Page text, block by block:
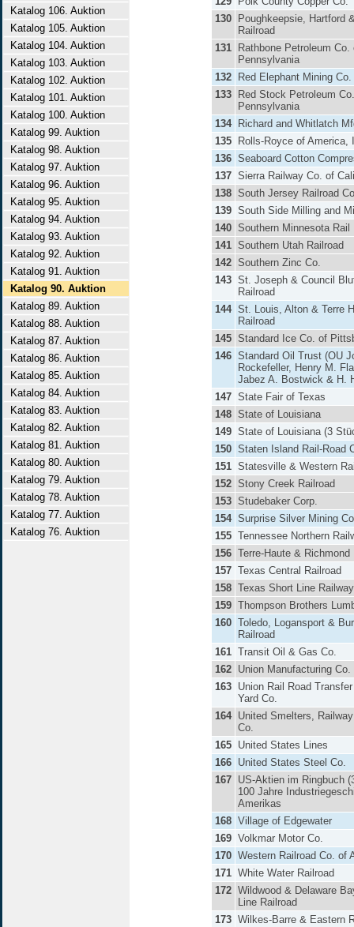
Katalog 106. Auktion
Katalog 105. Auktion
Katalog 104. Auktion
Katalog 103. Auktion
Katalog 102. Auktion
Katalog 101. Auktion
Katalog 100. Auktion
Katalog 99. Auktion
Katalog 98. Auktion
Katalog 97. Auktion
Katalog 96. Auktion
Katalog 95. Auktion
Katalog 94. Auktion
Katalog 93. Auktion
Katalog 92. Auktion
Katalog 91. Auktion
Katalog 90. Auktion
Katalog 89. Auktion
Katalog 88. Auktion
Katalog 87. Auktion
Katalog 86. Auktion
Katalog 85. Auktion
Katalog 84. Auktion
Katalog 83. Auktion
Katalog 82. Auktion
Katalog 81. Auktion
Katalog 80. Auktion
Katalog 79. Auktion
Katalog 78. Auktion
Katalog 77. Auktion
Katalog 76. Auktion
130
Poughkeepsie, Hartford
Railroad
131
Rathbone Petroleum Co.
Pennsylvania
132
Red Elephant Mining Co.
133
Red Stock Petroleum
Pennsylvania
134
Richard and Whitlatch
135
Rolls-Royce of America,
136 Seaboard Cotton
137 Sierra Railway Co. of
138 South Jersey Railroad
139 South Side Milling and
140 Southern Minnesota Rail
141 Southern Utah Railroad
142 Southern Zinc Co.
143 St. Joseph & Council
Railroad
144 St. Louis, Alton & Terre
Railroad
145 Standard Ice Co. of
146 Standard Oil Trust (OU
Rockefeller, Henry M.
Jabez A. Bostwick & H.
147 State Fair of Texas
148 State of Louisiana
149 State of Louisiana (3
150 Staten Island Rail-Road
151 Statesville & Western
152 Stony Creek Railroad
153 Studebaker Corp.
154 Surprise Silver Mining
155 Tennessee Northern
156 Terre-Haute & Richmond
157 Texas Central Railroad
158 Texas Short Line Railway
159 Thompson Brothers
160 Toledo, Logansport &
Railroad
161 Transit Oil & Gas Co.
162 Union Manufacturing Co.
163 Union Rail Road
Yard Co.
164 United Smelters,
Co.
165 United States Lines
166 United States Steel Co.
167 US-Aktien im Ringbuch
100 Jahre
Amerikas
168 Village of Edgewater
169 Volkmar Motor Co.
170 Western Railroad Co. of
171 White Water Railroad
172 Wildwood & Delaware
Line Railroad
173 Wilkes-Barre & Eastern